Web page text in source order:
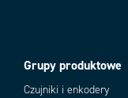
Grupy produktowe
Czujniki i enkodery